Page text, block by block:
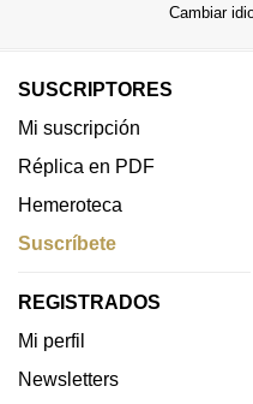
Cambiar
SUSCRIPTORES
Mi suscripción
Réplica en PDF
Hemeroteca
Suscríbete
REGISTRADOS
Mi perfil
Newsletters